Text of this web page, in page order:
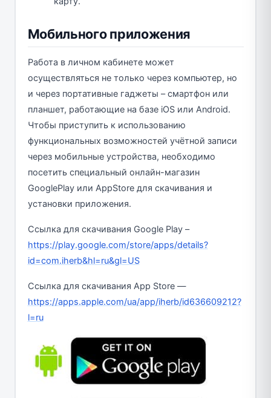
Мобильного приложения
Работа в личном кабинете может
осуществляться не только через компьютер, но
и через портативные гаджеты – смартфон или
планшет, работающие на базе iOS или Android.
Чтобы приступить к использованию
функциональных возможностей учётной записи
через мобильные устройства, необходимо
посетить специальный онлайн-магазин
GooglePlay или AppStore для скачивания и
установки приложения.
Ссылка для скачивания Google Play –
https://play.google.com/store/apps/details?
id=com.iherb&hl=ru&gl=US
Ссылка для скачивания App Store —
https://apps.apple.com/ua/app/iherb/id636609212?
l=ru